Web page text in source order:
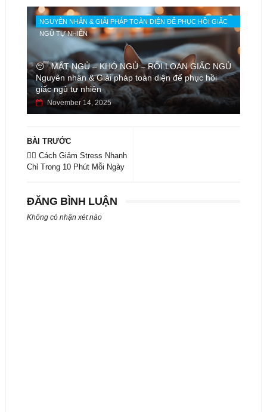
NGUYÊN NHÂN & GIẢI PHÁP TOÀN DIỆN ĐỂ PHỤC HỒI GIẤC
NGỦ TỰ NHIÊN
😴 MẤT NGỦ – KHÓ NGỦ – RỐI LOẠN GIẤC NGỦ
Nguyên nhân & Giải pháp toàn diện để phục hồi
giấc ngủ tự nhiên
November 14, 2025
BÀI TRƯỚC
🧘‍♀️ Cách Giảm Stress Nhanh
Chỉ Trong 10 Phút Mỗi Ngày
ĐĂNG BÌNH LUẬN
Không có nhận xét nào